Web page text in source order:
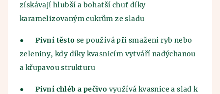
získávají hlubší a bohatší chuť díky
karamelizovaným cukrům ze sladu
● Pivní těsto se používá při smažení ryb nebo
zeleniny, kdy díky kvasnicím vytváří nadýchanou
a křupavou strukturu
● Pivní chléb a pečivo využívá kvasnice a slad k